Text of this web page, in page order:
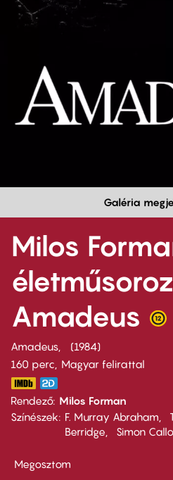
Galéria
Milos
Amadeus
Amadeus
1984
160 perc,
Magyar felirattal
Rendező Milos Forman
Színészek
F. Murray Abraham
Berridge
Simon
Megosztom